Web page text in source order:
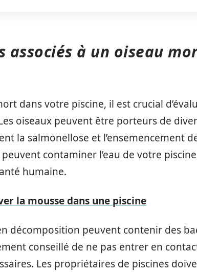
associés à un oiseau
dans votre piscine, il est crucial
oiseaux peuvent être porteurs de
la salmonellose et l’ensemencement
contaminer l’eau de votre
humaine.
la mousse dans une piscine
décomposition peuvent contenir des
conseillé de ne pas entrer en
Les propriétaires de piscines